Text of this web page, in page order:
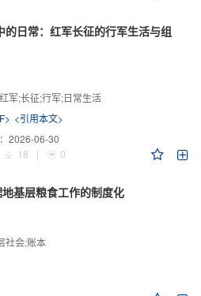
的日常：红军长征的行军生活与组
红军;长征;行军;日常生活
<引用本文>
2026-06-30
18 | 0
基层粮食工作的制度化
社会;账本